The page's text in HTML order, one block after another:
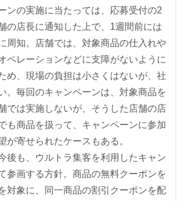
ンの実施に当たっては、応募受付の2
の店長に通知した上で、1週間前には
周知。店舗では、対象商品の仕入れや
ペレーションなどに支障がないように
め、現場の負担は小さくはないが、社
。毎回のキャンペーンは、対象商品を
では実施しないが、そうした店舗の店
も商品を扱って、キャンペーンに参加
が寄せられたケースもある。
後も、ウルトラ集客を利用したキャン
参画する方針。商品の無料クーポンを
対象に、同一商品の割引クーポンを配